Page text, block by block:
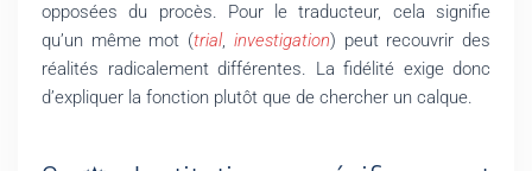
opposées du procès. Pour le traducteur, cela signifie
qu’un même mot (trial, investigation) peut recouvrir des
réalités radicalement différentes. La fidélité exige donc
d’expliquer la fonction plutôt que de chercher un calque.